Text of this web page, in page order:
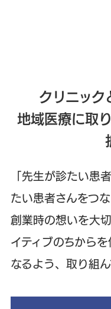
クリニック
地域医療に取
「先生が診たい患
たい患者さんをつな
創業時の想いを大
イティブのちからを
なるよう、取り組ん